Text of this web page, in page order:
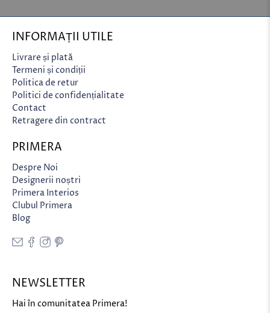
INFORMAȚII UTILE
Livrare și plată
Termeni și condiții
Politica de retur
Politici de confidențialitate
Contact
Retragere din contract
PRIMERA
Despre Noi
Designerii noștri
Primera Interios
Clubul Primera
Blog
NEWSLETTER
Hai în comunitatea Primera!